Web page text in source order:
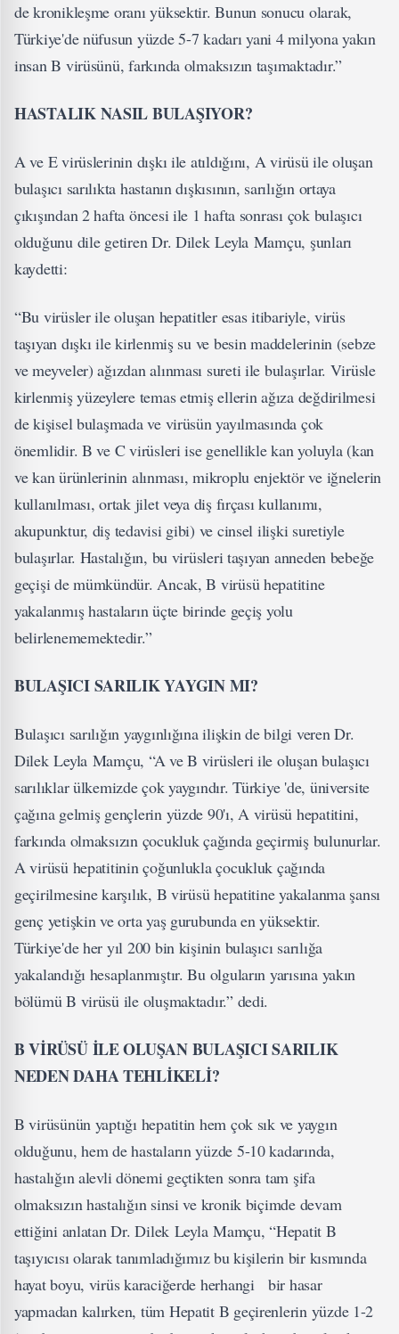
de kronikleşme oranı yüksektir. Bunun sonucu olarak,
Türkiye'de nüfusun yüzde 5-7 kadarı yani 4 milyona yakın
insan B virüsünü, farkında olmaksızın taşımaktadır.”
HASTALIK NASIL BULAŞIYOR?
A ve E virüslerinin dışkı ile atıldığını, A virüsü ile oluşan
bulaşıcı sarılıkta hastanın dışkısının, sarılığın ortaya
çıkışından 2 hafta öncesi ile 1 hafta sonrası çok bulaşıcı
olduğunu dile getiren Dr. Dilek Leyla Mamçu, şunları
kaydetti:
“Bu virüsler ile oluşan hepatitler esas itibariyle, virüs
taşıyan dışkı ile kirlenmiş su ve besin maddelerinin (sebze
ve meyveler) ağızdan alınması sureti ile bulaşırlar. Virüsle
kirlenmiş yüzeylere temas etmiş ellerin ağıza değdirilmesi
de kişisel bulaşmada ve virüsün yayılmasında çok
önemlidir. B ve C virüsleri ise genellikle kan yoluyla (kan
ve kan ürünlerinin alınması, mikroplu enjektör ve iğnelerin
kullanılması, ortak jilet veya diş fırçası kullanımı,
akupunktur, diş tedavisi gibi) ve cinsel ilişki suretiyle
bulaşırlar. Hastalığın, bu virüsleri taşıyan anneden bebeğe
geçişi de mümkündür. Ancak, B virüsü hepatitine
yakalanmış hastaların üçte birinde geçiş yolu
belirlenememektedir.”
BULAŞICI SARILIK YAYGIN MI?
Bulaşıcı sarılığın yaygınlığına ilişkin de bilgi veren Dr.
Dilek Leyla Mamçu, “A ve B virüsleri ile oluşan bulaşıcı
sarılıklar ülkemizde çok yaygındır. Türkiye 'de, üniversite
çağına gelmiş gençlerin yüzde 90'ı, A virüsü hepatitini,
farkında olmaksızın çocukluk çağında geçirmiş bulunurlar.
A virüsü hepatitinin çoğunlukla çocukluk çağında
geçirilmesine karşılık, B virüsü hepatitine yakalanma şansı
genç yetişkin ve orta yaş gurubunda en yüksektir.
Türkiye'de her yıl 200 bin kişinin bulaşıcı sarılığa
yakalandığı hesaplanmıştır. Bu olguların yarısına yakın
bölümü B virüsü ile oluşmaktadır.” dedi.
B VİRÜSÜ İLE OLUŞAN BULAŞICI SARILIK
NEDEN DAHA TEHLİKELİ?
B virüsünün yaptığı hepatitin hem çok sık ve yaygın
olduğunu, hem de hastaların yüzde 5-10 kadarında,
hastalığın alevli dönemi geçtikten sonra tam şifa
olmaksızın hastalığın sinsi ve kronik biçimde devam
ettiğini anlatan Dr. Dilek Leyla Mamçu, “Hepatit B
taşıyıcısı olarak tanımladığımız bu kişilerin bir kısmında
hayat boyu, virüs karaciğerde herhangi bir hasar
yapmadan kalırken, tüm Hepatit B geçirenlerin yüzde 1-2